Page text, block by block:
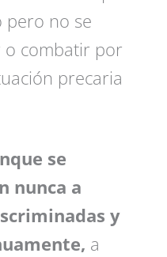
pero no se
o combatir por
precaria
se
nunca a
y
a